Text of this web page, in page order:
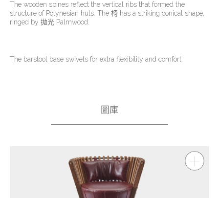
The wooden spines reflect the vertical ribs that formed the
structure of Polynesian huts. The 椅 has a striking conical shape,
ringed by 拋光 Palmwood.
The barstool base swivels for extra flexibility and comfort.
圖庫